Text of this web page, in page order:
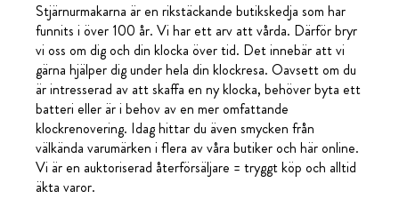
Stjärnurmakarna är en rikstäckande butikskedja som har
funnits i över 100 år. Vi har ett arv att vårda. Därför bryr
vi oss om dig och din klocka över tid. Det innebär att vi
gärna hjälper dig under hela din klockresa. Oavsett om du
är intresserad av att skaffa en ny klocka, behöver byta ett
batteri eller är i behov av en mer omfattande
klockrenovering. Idag hittar du även smycken från
välkända varumärken i flera av våra butiker och här online.
Vi är en auktoriserad återförsäljare = tryggt köp och alltid
äkta varor.